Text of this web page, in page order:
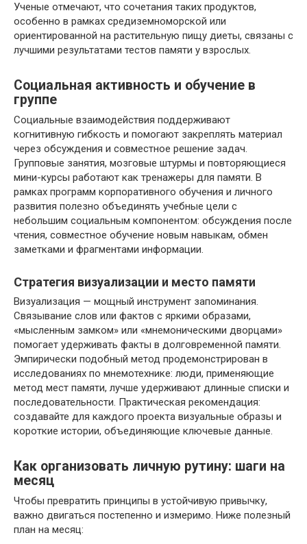
Ученые отмечают, что сочетания таких продуктов,
особенно в рамках средиземноморской или
ориентированной на растительную пищу диеты, связаны с
лучшими результатами тестов памяти у взрослых.
Социальная активность и обучение в
группе
Социальные взаимодействия поддерживают
когнитивную гибкость и помогают закреплять материал
через обсуждения и совместное решение задач.
Групповые занятия, мозговые штурмы и повторяющиеся
мини-курсы работают как тренажеры для памяти. В
рамках программ корпоративного обучения и личного
развития полезно объединять учебные цели с
небольшим социальным компонентом: обсуждения после
чтения, совместное обучение новым навыкам, обмен
заметками и фрагментами информации.
Стратегия визуализации и место памяти
Визуализация — мощный инструмент запоминания.
Связывание слов или фактов с яркими образами,
«мысленным замком» или «мнемоническими дворцами»
помогает удерживать факты в долговременной памяти.
Эмпирически подобный метод продемонстрирован в
исследованиях по мнемотехнике: люди, применяющие
метод мест памяти, лучше удерживают длинные списки и
последовательности. Практическая рекомендация:
создавайте для каждого проекта визуальные образы и
короткие истории, объединяющие ключевые данные.
Как организовать личную рутину: шаги на
месяц
Чтобы превратить принципы в устойчивую привычку,
важно двигаться постепенно и измеримо. Ниже полезный
план на месяц: